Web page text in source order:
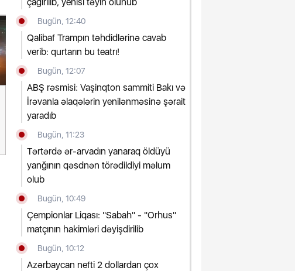
Bugün, 12:40
Qalibaf Trampın təhdidlərinə cavab
verib: qurtarın bu teatrı!
Bugün, 12:07
ABŞ rəsmisi: Vaşinqton sammiti Bakı və
İrəvanla əlaqələrin yenilənməsinə şərait
yaradıb
Bugün, 11:23
Tərtərdə ər-arvadın yanaraq öldüyü
yanğının qəsdnən törədildiyi məlum
olub
Bugün, 10:49
Çempionlar Liqası: "Sabah" - "Orhus"
matçının hakimləri dəyişdirilib
Bugün, 10:12
Azərbaycan nefti 2 dollardan çox